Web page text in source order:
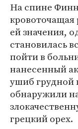
На спине
кровоточащая
ей значения,
становилась
пойти в
нанесенный
ушиб грудной
обнаружили
грецкий орех.